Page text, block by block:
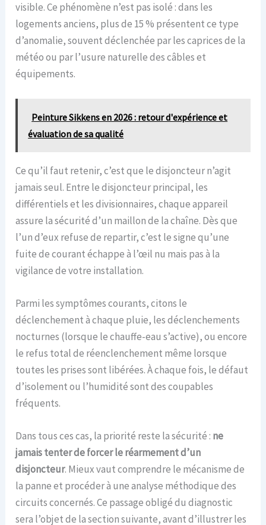
visible. Ce phénomène n’est pas isolé : dans les
logements anciens, plus de 15 % présentent ce type
d’anomalie, souvent déclenchée par les caprices de la
météo ou par l’usure naturelle des câbles et
équipements.
Peinture Sikkens en 2026 : retour d'expérience et
évaluation de sa qualité
Ce qu’il faut retenir, c’est que le disjoncteur n’agit
jamais seul. Entre le disjoncteur principal, les
différentiels et les divisionnaires, chaque appareil
assure la sécurité d’un maillon de la chaîne. Dès que
l’un d’eux refuse de repartir, c’est le signe qu’une
fuite de courant échappe à l’œil nu mais pas à la
vigilance de votre installation.
Parmi les symptômes courants, citons le
déclenchement à chaque pluie, les déclenchements
nocturnes (lorsque le chauffe-eau s’active), ou encore
le refus total de réenclenchement même lorsque
toutes les prises sont libérées. À chaque fois, le défaut
d’isolement ou l’humidité sont des coupables
fréquents.
Dans tous ces cas, la priorité reste la sécurité : ne
jamais tenter de forcer le réarmement d’un
disjoncteur. Mieux vaut comprendre le mécanisme de
la panne et procéder à une analyse méthodique des
circuits concernés. Ce passage obligé du diagnostic
sera l’objet de la section suivante, avant d’illustrer les